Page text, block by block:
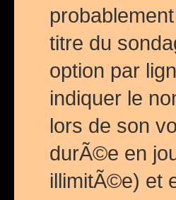
titre du
option par
indiquer le
lors de son
durÃ©e en
illimitÃ©e) et